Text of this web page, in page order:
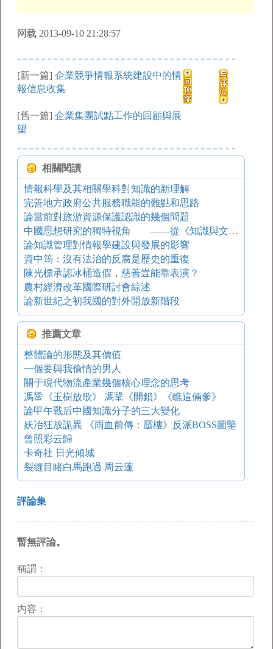
网载 2013-09-10 21:28:57
[新一篇] 企業競爭情報系統建設中的情
報信息收集
[舊一篇] 企業集團試點工作的回顧與展
望
相關閱讀
情報科學及其相關學科對知識的新理解
完善地方政府公共服務職能的難點和思路
論當前對旅游資源保護認識的幾個問題
中國思想研究的獨特視角 ——從《知識與文化》看“中國思想”研究之方法論問題
論知識管理對情報學建設與發展的影響
資中筠：沒有法治的反腐是歷史的重復
陳光標承認冰桶造假，慈善豈能靠表演？
農村經濟改革國際研討會綜述
論新世紀之初我國的對外開放新階段
推薦文章
整體論的形態及其價值
一個要與我偷情的男人
關于現代物流產業幾個核心理念的思考
馮鞏《玉樹放歌》 馮鞏《開鎖》《瞧這倆爹》
論甲午戰后中國知識分子的三大變化
妖冶狂放詭異 《雨血前傳：蜃樓》反派BOSS圖鑒
曾照彩云歸
卡奇社 日光傾城
裂縫目睹白馬跑過 周云蓬
評論集
暫無評論。
稱謂：
内容：